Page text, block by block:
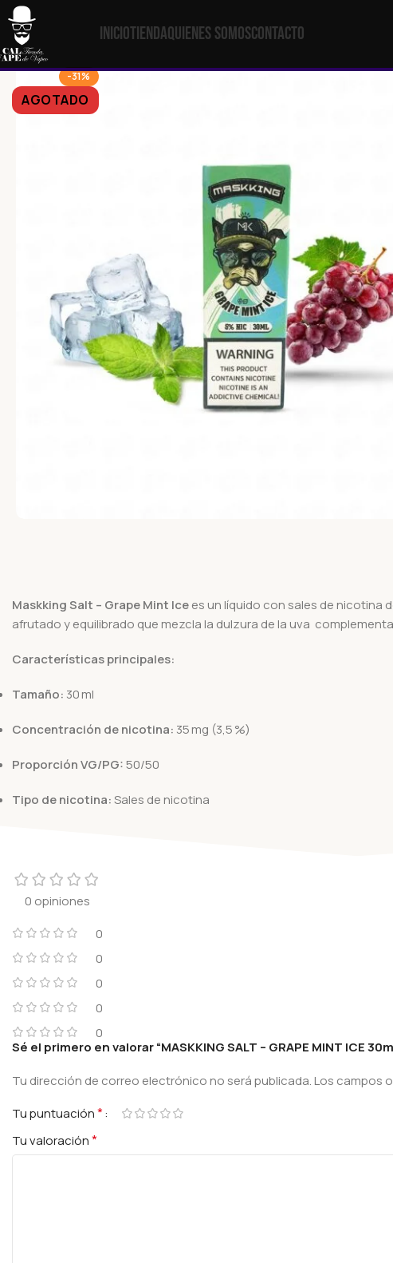
InicioTiendaQuienes SomosContacto
-31%
AGOTADO
Maskking Salt – Grape Mint Icees un líquido con sales de nicotina
afrutado y equilibrado que mezcla la dulzura de la uva
Características principales:
Tamaño: 30 ml
Concentración de nicotina: 35 mg (3,5 %)
Proporción VG/PG:50/50
Tipo de nicotina:Sales de nicotina
0 opiniones
0
0
0
0
0
Sé el primero en valorar “MASKKING SALT – GRAPE MINT ICE
Tu dirección de correo electrónico no será publicada.Los campos
Tu puntuación*
Tu valoración*